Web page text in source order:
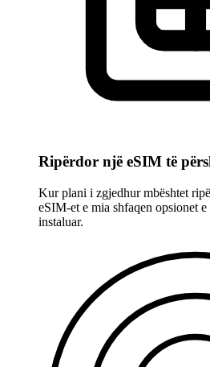
Ripërdor një eSIM të
Kur plani i zgjedhur mbështet
eSIM-et e mia shfaqen opsionet
instaluar.